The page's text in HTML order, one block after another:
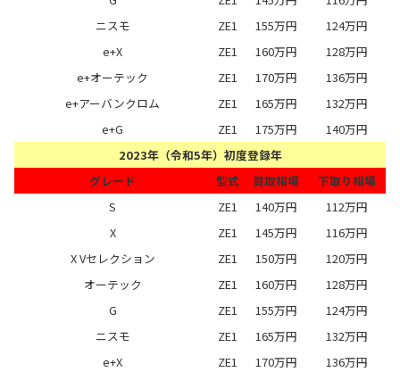
ニスモ
ZE1 155万円
124万円
e+X
ZE1 160万円
128万円
e+オーテック
ZE1 170万円
136万円
e+アーバンクロム
ZE1 165万円
132万円
e+G
ZE1 175万円
140万円
2023年（令和5年）初度登録年
グレード
型式 買取相場
下取り相場
S
ZE1 140万円
112万円
X
ZE1 145万円
116万円
X Vセレクション
ZE1 150万円
120万円
オーテック
ZE1 160万円
128万円
G
ZE1 155万円
124万円
ニスモ
ZE1 165万円
132万円
e+X
ZE1 170万円
136万円